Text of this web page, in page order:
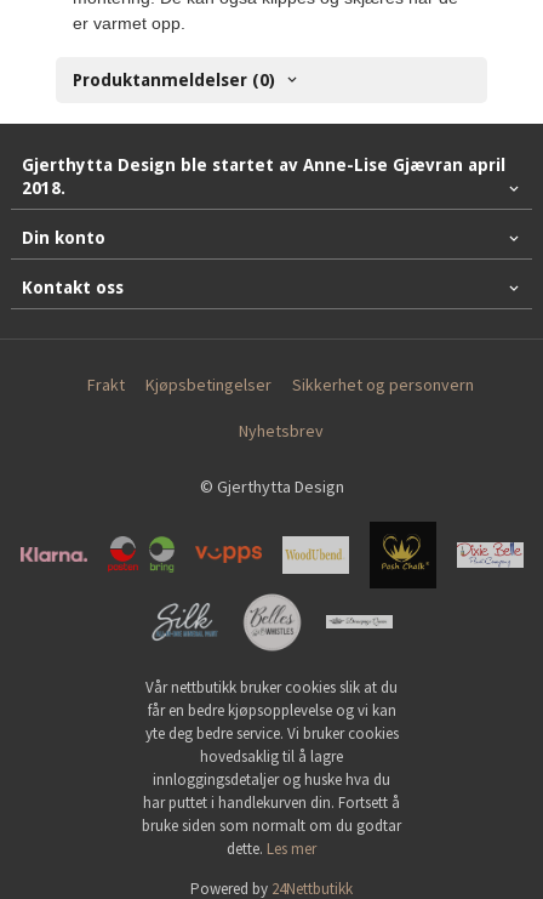
er varmet opp.
Produktanmeldelser (0)
Gjerthytta Design ble startet av Anne-Lise Gjævran april
2018.
Din konto
Kontakt oss
Frakt Kjøpsbetingelser Sikkerhet og personvern
Nyhetsbrev
© Gjerthytta Design
Vår nettbutikk bruker cookies slik at du
får en bedre kjøpsopplevelse og vi kan
yte deg bedre service. Vi bruker cookies
hovedsaklig til å lagre
innloggingsdetaljer og huske hva du
har puttet i handlekurven din. Fortsett å
bruke siden som normalt om du godtar
dette. Les mer
Powered by 24Nettbutikk